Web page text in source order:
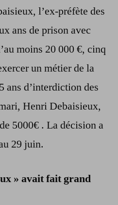
l’ex-préfète des
ans de prison avec
moins 20 000 €, cinq
un métier de la
ans d’interdiction des
Henri Debaisieux,
5000€ . La décision a
29 juin.
» avait fait grand